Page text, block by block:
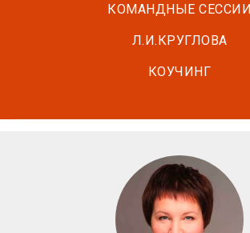
КОМАНДНЫЕ СЕССИИ
Л.И.КРУГЛОВА
КОУЧИНГ